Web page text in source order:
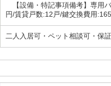
【設備・特記事項備考】専用
円/賃貸戸数:12戸/鍵交換費用
二人入居可・ペット相談可・保